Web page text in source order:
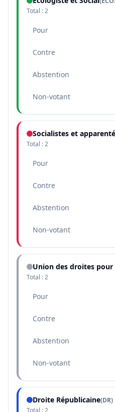
Total :2
Pour
Contre
Abstention
Non-votant
Socialistes et
Total :2
Pour
Contre
Abstention
Non-votant
Union des droites pour
Total :2
Pour
Contre
Abstention
Non-votant
Droite Républicaine(DR)
Total :2